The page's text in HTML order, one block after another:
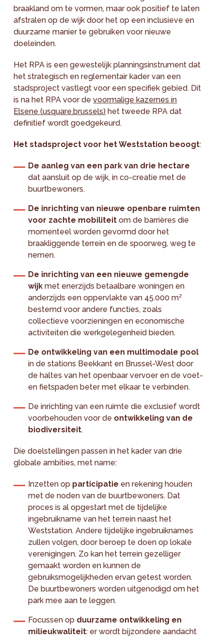
braakland om te vormen, maar ook positief te laten
afstralen op de wijk door het op een inclusieve en
duurzame manier te gebruiken voor nieuwe
doeleinden.
Het RPA is een gewestelijk planningsinstrument dat
het strategisch en reglementair kader van een
stadsproject vastlegt voor een specifiek gebied. Dit
is na het RPA voor devoormalige kazernes in
Elsene (usquare.brussels) het tweede RPA dat
definitief wordt goedgekeurd.
Het stadsproject voor het Weststation beoogt:
De aanleg van een park van drie hectare
dat aansluit op de wijk, in co-creatie met de
buurtbewoners.
De inrichting van nieuwe openbare ruimten
voor zachte mobiliteit om de barrières die
momenteel worden gevormd door het
braakliggende terrein en de spoorweg, weg te
nemen.
De inrichting van een nieuwe gemengde
wijk met enerzijds betaalbare woningen en
anderzijds een oppervlakte van 45.000 m²
bestemd voor andere functies, zoals
collectieve voorzieningen en economische
activiteiten die werkgelegenheid bieden.
De ontwikkeling van een multimodale pool
in de stations Beekkant en Brussel-West door
de haltes van het openbaar vervoer en de voet-
en fietspaden beter met elkaar te verbinden.
De inrichting van een ruimte die exclusief wordt
voorbehouden voor de ontwikkeling van de
biodiversiteit.
Die doelstellingen passen in het kader van drie
globale ambities, met name:
Inzetten op participatie en rekening houden
met de noden van de buurtbewoners. Dat
proces is al opgestart met de tijdelijke
ingebruikname van het terrein naast het
Weststation. Andere tijdelijke ingebruiknames
zullen volgen, door beroep te doen op lokale
verenigingen. Zo kan het terrein gezelliger
gemaakt worden en kunnen de
gebruiksmogelijkheden ervan getest worden.
De buurtbewoners worden uitgenodigd om het
park mee aan te leggen.
Focussen op duurzame ontwikkeling en
milieukwaliteit: er wordt bijzondere aandacht